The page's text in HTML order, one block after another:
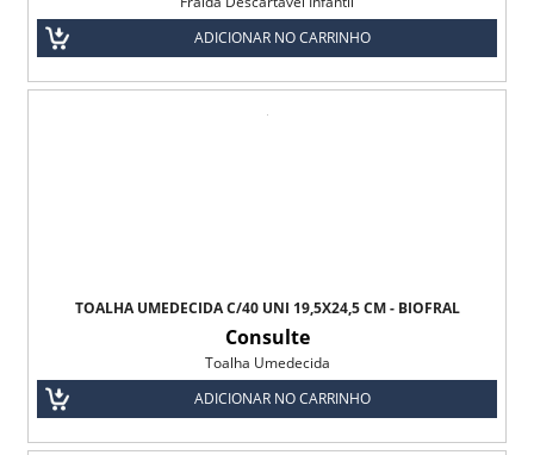
ADICIONAR NO CARRINHO
TOALHA UMEDECIDA C/40 UNI 19,5X24,5 CM - BIOFRAL
Consulte
Toalha Umedecida
ADICIONAR NO CARRINHO